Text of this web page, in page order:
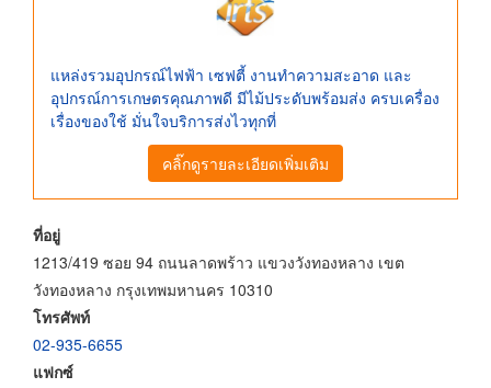
แหล่งรวมอุปกรณ์ไฟฟ้า เซฟตี้ งานทำความสะอาด และ
อุปกรณ์การเกษตรคุณภาพดี มีไม้ประดับพร้อมส่ง ครบเครื่อง
เรื่องของใช้ มั่นใจบริการส่งไวทุกที่
คลิ๊กดูรายละเอียดเพิ่มเติม
ที่อยู่
1213/419 ซอย 94 ถนนลาดพร้าว แขวงวังทองหลาง เขต
วังทองหลาง กรุงเทพมหานคร 10310
โทรศัพท์
02-935-6655
แฟกซ์